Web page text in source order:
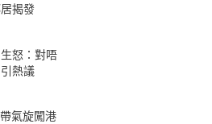
揭發
怒：對唔
熱議
氣旋闖港